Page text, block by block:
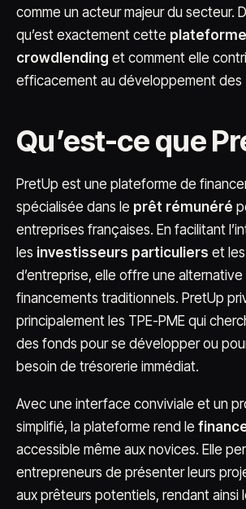
comme un acteur majeur du secteur.
qu’est exactement cette
crowdlending et comment elle
efficacement au développement des
Qu’est-ce que
PretUp est une plateforme de
spécialisée dans le prêt rémunéré
entreprises françaises. En facilitant
les investisseurs particuliers et
d’entreprise, elle offre une
financements traditionnels. PretUp
principalement les TPE-PME qui
des fonds pour se développer ou
besoin de trésorerie immédiat.
Avec une interface conviviale et un
simplifié, la plateforme rend le
accessible même aux novices. Elle
entrepreneurs de présenter leurs
aux prêteurs potentiels, rendant ainsi